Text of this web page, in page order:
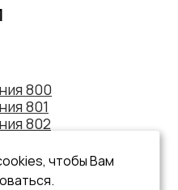
800
801
802
чтобы Вам